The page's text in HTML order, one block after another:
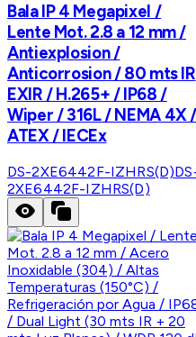
Bala IP 4 Megapixel /
Lente Mot. 2.8 a 12 mm /
Antiexplosion /
Anticorrosion / 80 mts IR
EXIR / H.265+ / IP68 /
Wiper / 316L / NEMA 4X /
ATEX / IECEx
DS-2XE6442F-IZHRS(D)
2XE6442F-IZHRS(D)